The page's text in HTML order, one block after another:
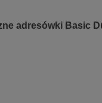
adresówki Basic